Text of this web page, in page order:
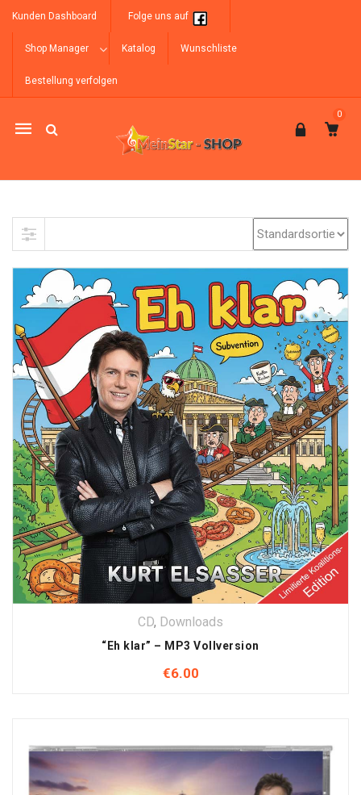
Kunden Dashboard Folge uns auf
Shop Manager Katalog Wunschliste
Bestellung verfolgen
Mobile
0
Skip to content
CD, Downloads
“Eh klar” – MP3 Vollversion
€6.00